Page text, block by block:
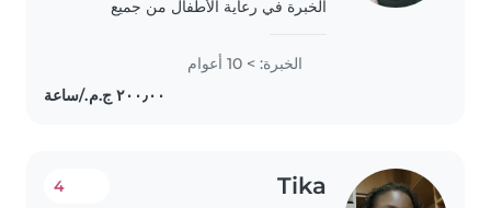
الخبرة في رعاية الأطفال من جميع
تربوي، وأتمتع بقدرة على القراءة والألعاب
مع الأطفال. أنا أتواصل بسلاسة..
الخبرة: > 10 أعوام
Tika
4